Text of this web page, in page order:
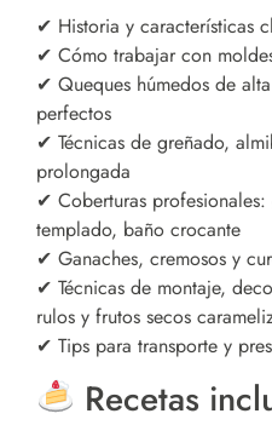
✔ Historia y características
✔ Cómo trabajar con
✔ Queques húmedos de
perfectos
✔ Técnicas de greñado,
prolongada
✔ Coberturas
templado, baño crocante
✔ Ganaches, cremosos y
✔ Técnicas de montaje,
rulos y frutos secos
✔ Tips para transporte y
Recetas